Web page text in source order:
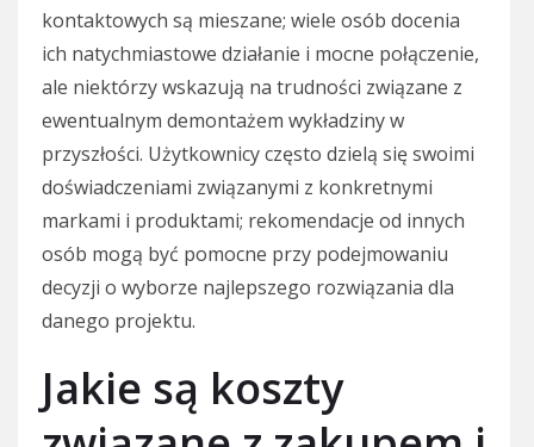
kontaktowych są mieszane; wiele osób docenia
ich natychmiastowe działanie i mocne połączenie,
ale niektórzy wskazują na trudności związane z
ewentualnym demontażem wykładziny w
przyszłości. Użytkownicy często dzielą się swoimi
doświadczeniami związanymi z konkretnymi
markami i produktami; rekomendacje od innych
osób mogą być pomocne przy podejmowaniu
decyzji o wyborze najlepszego rozwiązania dla
danego projektu.
Jakie są koszty